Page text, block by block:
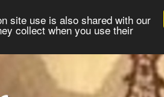
site use is also shared with our
collect when you use their